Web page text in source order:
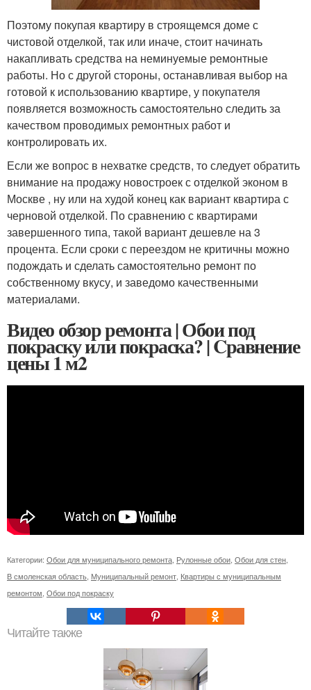
Поэтому покупая квартиру в строящемся доме с
чистовой отделкой, так или иначе, стоит начинать
накапливать средства на неминуемые ремонтные
работы. Но с другой стороны, останавливая выбор на
готовой к использованию квартире, у покупателя
появляется возможность самостоятельно следить за
качеством проводимых ремонтных работ и
контролировать их.
Если же вопрос в нехватке средств, то следует обратить
внимание на продажу новостроек с отделкой эконом в
Москве , ну или на худой конец как вариант квартира с
черновой отделкой. По сравнению с квартирами
завершенного типа, такой вариант дешевле на 3
процента. Если сроки с переездом не критичны можно
подождать и сделать самостоятельно ремонт по
собственному вкусу, и заведомо качественными
материалами.
Видео обзор ремонта | Обои под
покраску или покраска? | Cравнение
цены 1 м2
Категории: Обои для муниципального ремонта Рулонные обои Обои для стен
В смоленская область Муниципальный ремонт Квартиры с муниципальным
ремонтом Обои под покраску
Читайте также